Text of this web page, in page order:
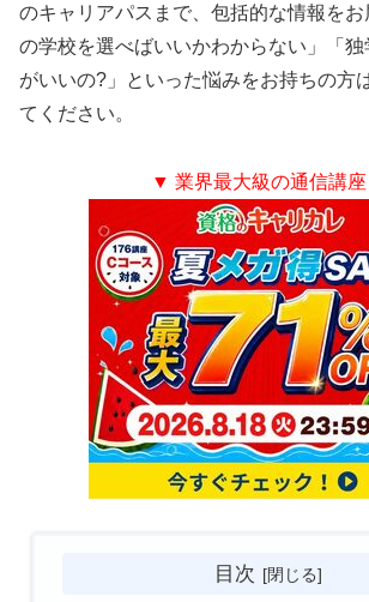
のキャリアパスまで、包括的な情報を
の学校を選べばいいかわからない」「
がいいの?」といった悩みをお持ちの方
てください。
▼ 業界最大級の通信講座
目次